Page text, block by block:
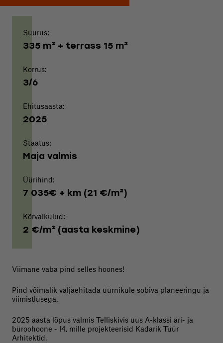
Suurus:
335 m² + terrass 15 m²
Korrus:
3/6
Ehitusaasta:
2025
Staatus:
Maja valmis
Üürihind:
7 035€ + km (21 €/m²)
Kõrvalkulud:
2 €/m² (aasta keskmine)
Viimane vaba pind selles hoones!
Pind võimalik väljaehitada üürnikule sobiva planeeringu ja
viimistlusega.
2025 aasta lõpus valmis Telliskivis uus A-klassi äri- ja
büroohoone - I4, mille projekteerisid Kadarik Tüür
Arhitektid.